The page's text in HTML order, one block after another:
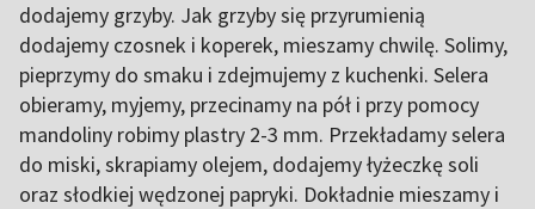
dodajemy grzyby. Jak grzyby się przyrumienią
dodajemy czosnek i koperek, mieszamy chwilę. Solimy,
pieprzymy do smaku i zdejmujemy z kuchenki. Selera
obieramy, myjemy, przecinamy na pół i przy pomocy
mandoliny robimy plastry 2-3 mm. Przekładamy selera
do miski, skrapiamy olejem, dodajemy łyżeczkę soli
oraz słodkiej wędzonej papryki. Dokładnie mieszamy i